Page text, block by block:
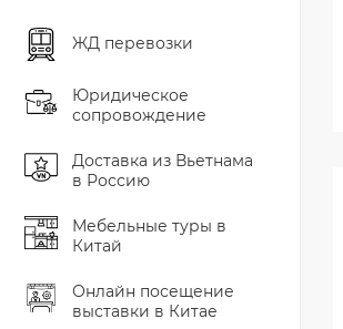
ЖД перевозки
Юридическое
сопровождение
Доставка из Вьетнама
в Россию
Мебельные туры в
Китай
Онлайн посещение
выставки в Китае